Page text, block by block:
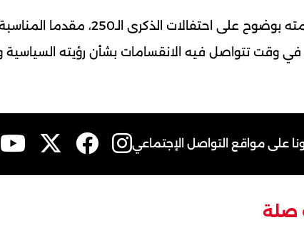
ويضع ترامب بصمته بوضوح على
في وقت تتواصل فيه الانقسامات بشأن رؤيته السياسية
على مواقع التواصل الإجتماعي
صلة